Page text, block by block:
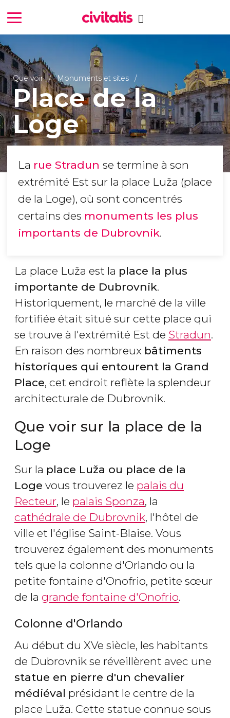
Que voir Monuments et sites
Place de la
Loge
La rue Stradun se termine à son
extrémité Est sur la place Luža (place
de la Loge), où sont concentrés
certains des monuments les plus
importants de Dubrovnik.
La place Luža est la place la plus
importante de Dubrovnik.
Historiquement, le marché de la ville
fortifiée était situé sur cette place qui
se trouve à l'extrémité Est de Stradun.
En raison des nombreux bâtiments
historiques qui entourent la Grand
Place, cet endroit reflète la splendeur
architecturale de Dubrovnik.
Que voir sur la place de la
Loge
Sur la place Luža ou place de la
Loge vous trouverez le palais du
Recteur, le palais Sponza, la
cathédrale de Dubrovnik, l'hôtel de
ville et l'église Saint-Blaise. Vous
trouverez également des monuments
tels que la colonne d'Orlando ou la
petite fontaine d'Onofrio, petite sœur
de la grande fontaine d'Onofrio.
Colonne d'Orlando
Au début du XVe siècle, les habitants
de Dubrovnik se réveillèrent avec une
statue en pierre d'un chevalier
médiéval présidant le centre de la
place Luža. Cette statue connue sous